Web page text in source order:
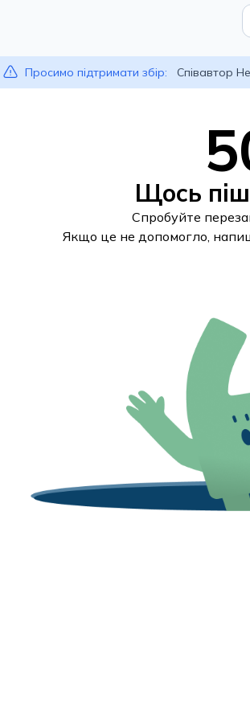
Просимо підтримати збір: Співавтор
Щось
Спробуйте
Якщо це не допомогло,